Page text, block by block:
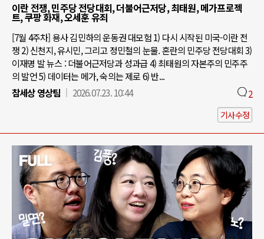
이란 전쟁, 민주당 전당대회, 더불어근저당, 최태원, 메가프로젝
트, 쿠팡 화재, 오세훈 유죄
[7월 4주차] 용사 김민하의 운동권 대모험 1) 다시 시작된 미국-이란 전
쟁 2) 신천지, 유시민, 그리고 정민철의 눈물. 혼란의 민주당 전당대회 3)
이재명 발 뉴스 : 더불어근저당과 성과급 4) 최태원의 자본주의 민주주
의 발언 5) 데이터는 메가, 숙의는 제로 6) 반...
참세상 영상팀
2026.07.23. 10:44 2
기사수정